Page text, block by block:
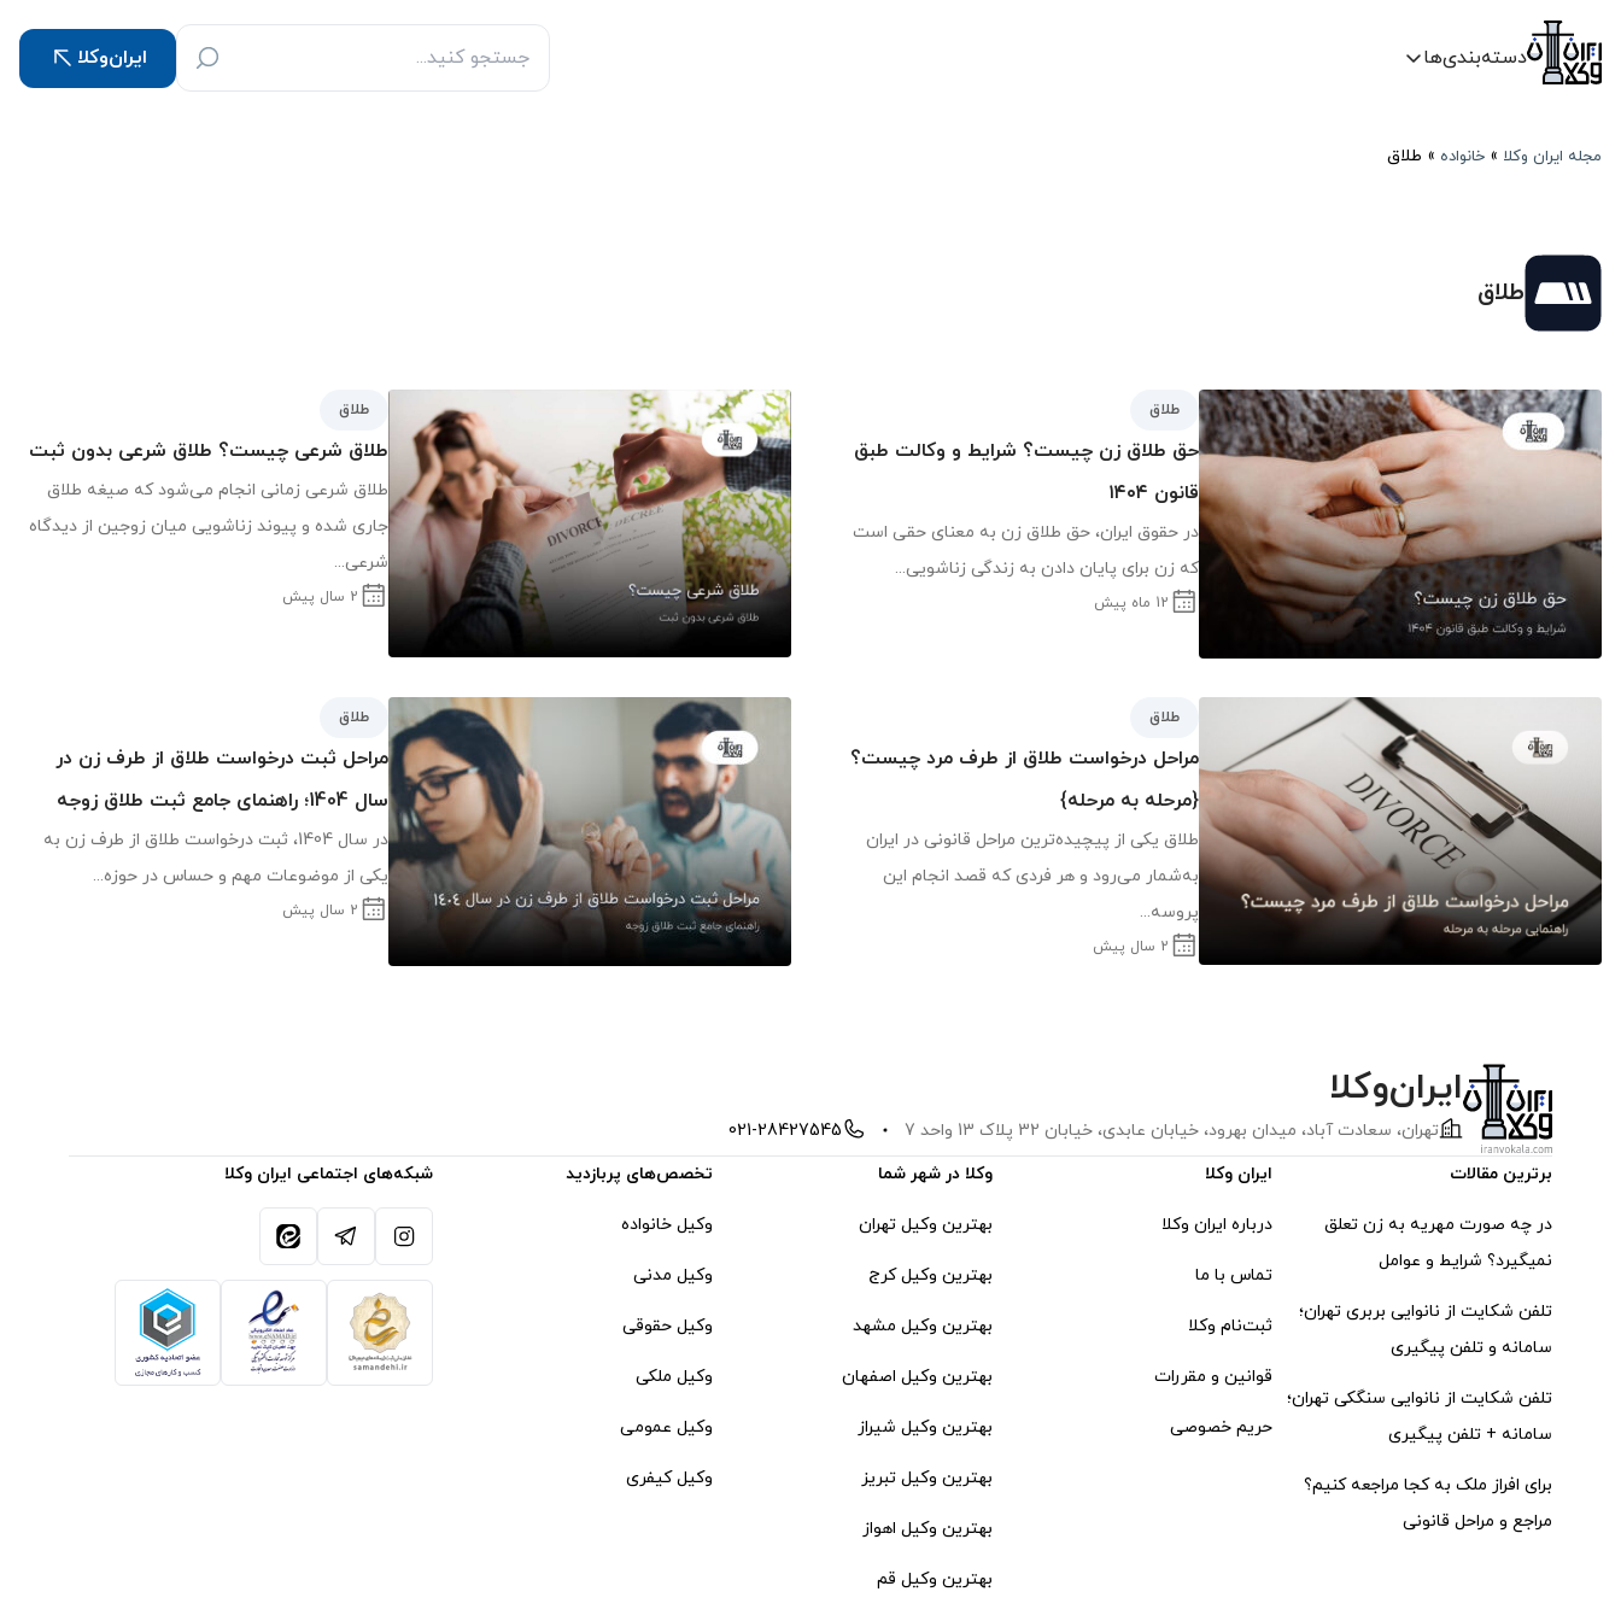
دسته‌بندی‌ها ایران‌وکلا
مجله ایران وکلا » خانواده » طلاق
طلاق
طلاق
حق طلاق زن چیست؟ شرایط و وکالت طبق
قانون ۱۴۰۴
در حقوق ایران، حق طلاق زن به معنای حقی است
که زن برای پایان دادن به زندگی زناشویی...
12 ماه پیش
طلاق
طلاق شرعی چیست؟ طلاق شرعی بدون ثبت
طلاق شرعی زمانی انجام می‌شود که صیغه طلاق
جاری شده و پیوند زناشویی میان زوجین از دیدگاه
شرعی...
2 سال پیش
طلاق
مراحل درخواست طلاق از طرف مرد چیست؟
{مرحله به مرحله}
طلاق یکی از پیچیده‌ترین مراحل قانونی در ایران
به‌شمار می‌رود و هر فردی که قصد انجام این
پروسه...
2 سال پیش
طلاق
مراحل ثبت درخواست طلاق از طرف زن در
سال 1404؛ راهنمای جامع ثبت طلاق زوجه
در سال 1404، ثبت درخواست طلاق از طرف زن به
یکی از موضوعات مهم و حساس در حوزه...
2 سال پیش
ایران‌وکلا
تهران، سعادت آباد، ميدان بهرود، خیابان عابدی، خيابان 32 پلاک 13 واحد 7
021-28427545
برترین مقالات
در چه صورت مهریه به زن تعلق
نمیگیرد؟ شرایط و عوامل
تلفن شکایت از نانوایی بربری تهران؛
سامانه و تلفن پیگیری
تلفن شکایت از نانوایی سنگکی تهران؛
سامانه + تلفن پیگیری
برای افراز ملک به کجا مراجعه کنیم؟
مراجع و مراحل قانونی
ایران وکلا
درباره ایران وکلا
تماس با ما
ثبت‌‌نام وکلا
قوانین و مقررات
حریم خصوصی
وکلا در شهر شما
بهترین وکیل تهران
بهترین وکیل کرج
بهترین وکیل مشهد
بهترین وکیل اصفهان
بهترین وکیل شیراز
بهترین وکیل تبریز
بهترین وکیل اهواز
بهترین وکیل قم
تخصص‌های پربازدید
وکیل خانواده
وکیل مدنی
وکیل حقوقی
وکیل ملکی
وکیل عمومی
وکیل کیفری
شبکه‌های اجتماعی ایران وکلا
آیکون اینستاگرام
آیکون تلگرامآیکون ایتا